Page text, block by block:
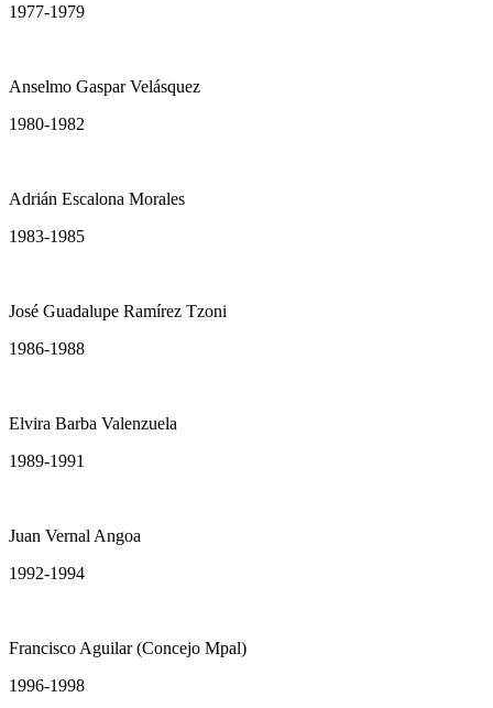
1977-1979
Anselmo Gaspar Velásquez
1980-1982
Adrián Escalona Morales
1983-1985
José Guadalupe Ramírez Tzoni
1986-1988
Elvira Barba Valenzuela
1989-1991
Juan Vernal Angoa
1992-1994
Francisco Aguilar (Concejo Mpal)
1996-1998